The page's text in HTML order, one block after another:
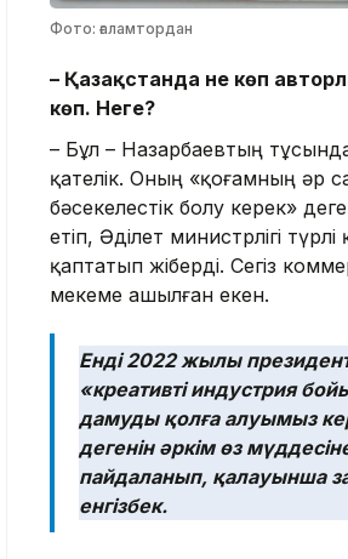
Фото: ғаламтордан
– Қазақстанда не көп
көп. Неге?
– Бұл – Назарбаевтың тұсында
қателік. Оның «қоғамның әр
бәсекелестік болу керек»
етіп, Әділет министрлігі
қаптатып жіберді. Сегіз
мекеме ашылған екен.
Енді 2022 жылы
«креативті индустрия
дамуды қолға алуымыз
дегенін әркім өз
пайдаланып, қалауынша
енгізбек.